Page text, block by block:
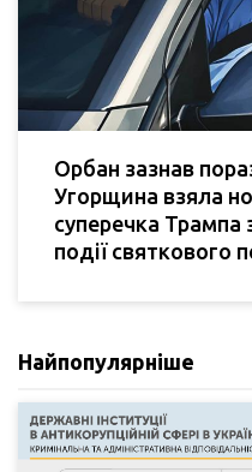
Орбан зазнав
Угорщина взяла
суперечка Трампа
події святкового
Найпопулярніше